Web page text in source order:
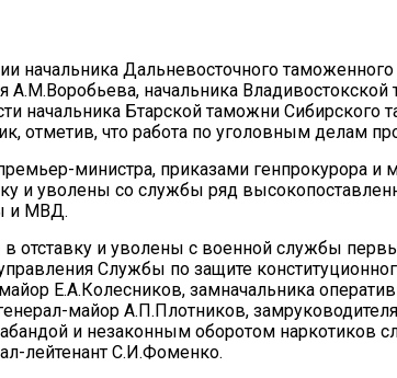
начальника Дальневосточного таможенного
А.М.Воробьева, начальника
начальника Бтарской таможни Сибирского
отметив, что работа по уголовным делам
министра, приказами генпрокурора и
и уволены со службы ряд
и МВД.
отставку и уволены с военной службы
Службы по защите
Е.А.Колесников, замначальника
майор А.П.Плотников,
и незаконным оборотом наркотиков
лейтенант С.И.Фоменко.